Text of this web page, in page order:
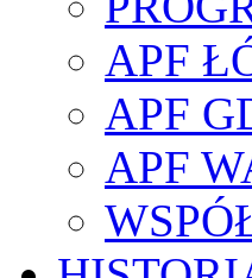
APF
APF
APF